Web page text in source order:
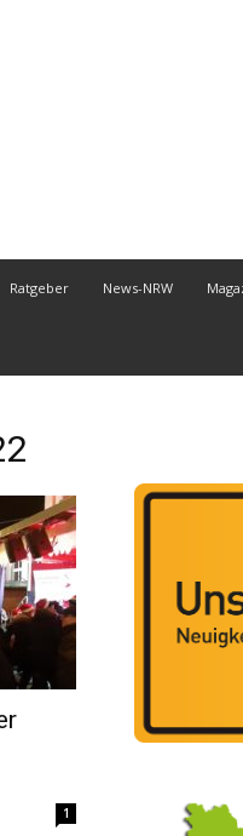
Ratgeber News-NRW
1